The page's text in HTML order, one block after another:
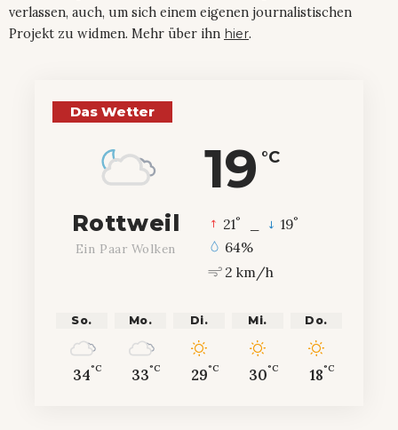
verlassen, auch, um sich einem eigenen journalistischen
Projekt zu widmen. Mehr über ihn hier.
Das Wetter
19 °C
Rottweil
Ein Paar Wolken
21° 19°
64%
2 km/h
So.
34°C
Mo.
33°C
Di.
29°C
Mi.
30°C
Do.
18°C